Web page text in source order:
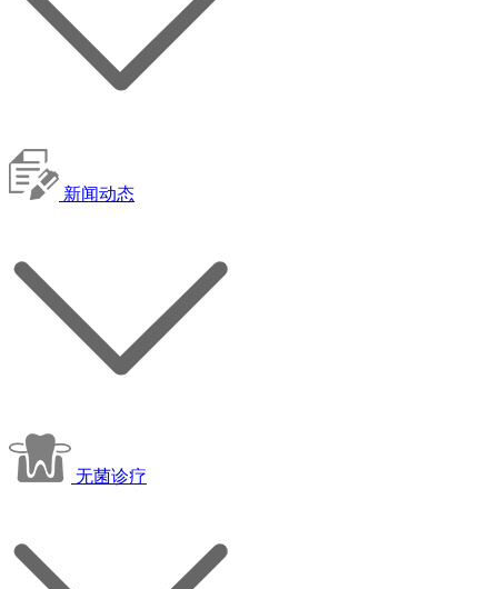
新闻动态
无菌诊疗